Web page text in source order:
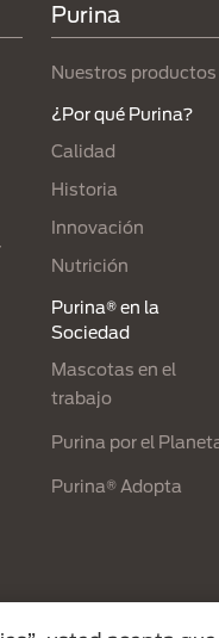
Purina
Nuestros productos
¿Por qué Purina?
Calidad
Historia
Innovación
Nutrición
Purina® en la
Sociedad
Mascotas en el
trabajo
Purina por el
Purina® Adopta